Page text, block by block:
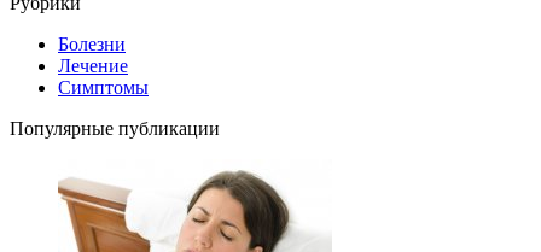
Болезни
Лечение
Симптомы
Популярные публикации